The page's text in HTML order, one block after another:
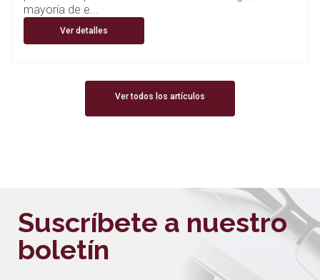
mayoría de e...
Ver detalles
Ver todos los artículos
Suscríbete a nuestro
boletín